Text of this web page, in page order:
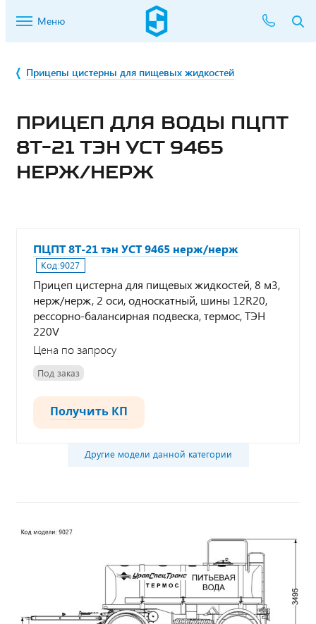
Меню
Прицепы цистерны для пищевых жидкостей
ПРИЦЕП ДЛЯ ВОДЫ ПЦПТ
8Т-21 ТЭН УСТ 9465
НЕРЖ/НЕРЖ
ПЦПТ 8Т-21 тэн УСТ 9465 нерж/нерж
Код:9027
Прицеп цистерна для пищевых жидкостей, 8 м3,
нерж/нерж, 2 оси, односкатный, шины 12R20,
рессорно-балансирная подвеска, термос, ТЭН
220V
Цена по запросу
Под заказ
Получить КП
Другие модели данной категории